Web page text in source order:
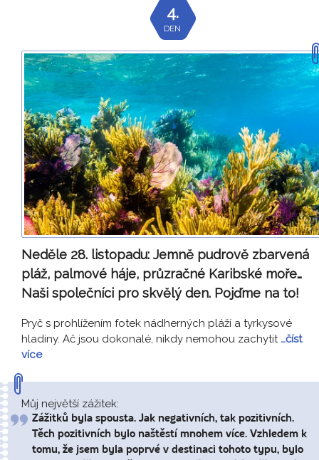
4.
DEN
Neděle 28. listopadu: Jemně pudrově zbarvená
pláž, palmové háje, průzračné Karibské moře…
Naši společníci pro skvělý den. Pojďme na to!
Pryč s prohlížením fotek nádherných pláží a tyrkysové
hladiny. Ač jsou dokonalé, nikdy nemohou zachytit …číst
více
Můj největší zážitek:
Zážitků byla spousta. Jak negativních, tak pozitivních.
Těch pozitivních bylo naštěstí mnohem více. Vzhledem k
tomu, že jsem byla poprvé v destinaci tohoto typu, bylo